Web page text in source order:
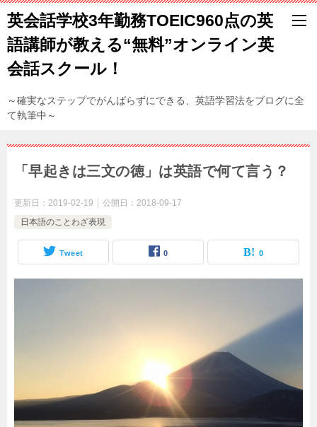
英会話学校3年勤務TOEIC960点の英
語講師が教える“無料”オンライン英
会話スクール！
～確実なステップでがんばらずにできる、英語学習法をブログに全
て執筆中～
「早起きは三文の徳」は英語で何て言う？
更新日： 2019-02-19 公開日： 2018-09-17
日本語のことわざ表現
Tweet 0 0